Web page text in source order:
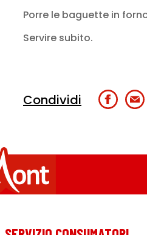
Porre le baguette in
Servire subito.
Condividi